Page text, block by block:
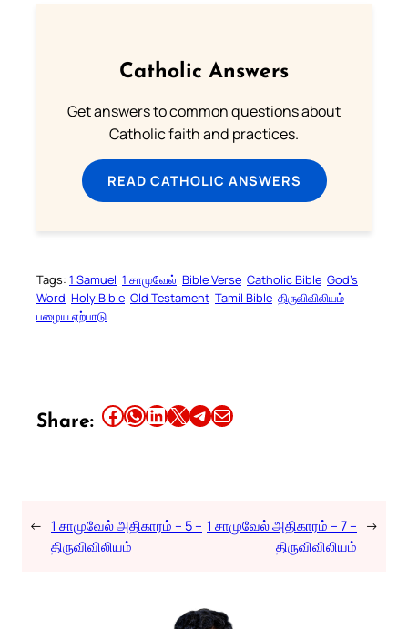
Catholic Answers
Get answers to common questions about
Catholic faith and practices.
READ CATHOLIC ANSWERS
Tags: 1 Samuel 1 சாமுவேல் Bible Verse Catholic Bible God’s
Word Holy Bible Old Testament Tamil Bible திருவிவிலியம்
பழைய ஏற்பாடு
Share: Share this article on Facebook Share this article on WhatsApp Share this article on LinkedIn Share this article on X Share this article on TelegramEmail this Article
← 1 சாமுவேல் அதிகாரம் – 5 –
திருவிவிலியம்
1 சாமுவேல் அதிகாரம் – 7 –
திருவிவிலியம்
→